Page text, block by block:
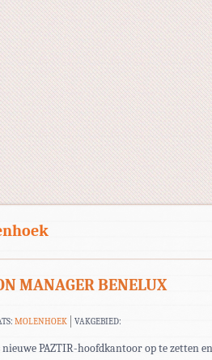
MANAGER BENELUX
MOLENHOEK VAKGEBIED:
nieuwe PAZTIR-hoofdkantoor op te zetten